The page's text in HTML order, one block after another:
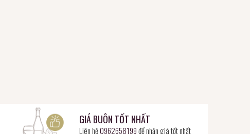
GIÁ BUÔN TỐT NHẤT
Liên hệ0962658199để nhận giá tốt nhất